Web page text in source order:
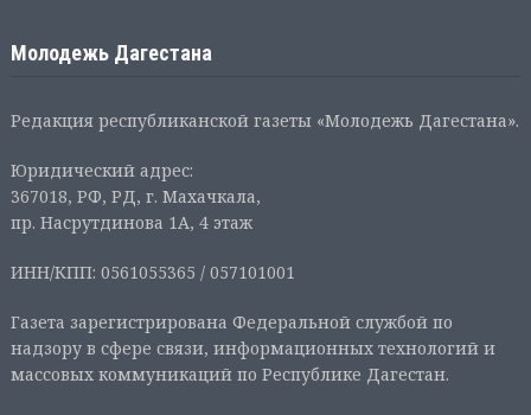
Молодежь Дагестана
Редакция республиканской газеты «Молодежь Дагестана».
Юридический адрес:
367018, РФ, РД, г. Махачкала,
пр. Насрутдинова 1А, 4 этаж
ИНН/КПП: 0561055365 / 057101001
Газета зарегистрирована Федеральной службой по
надзору в сфере связи, информационных технологий и
массовых коммуникаций по Республике Дагестан.